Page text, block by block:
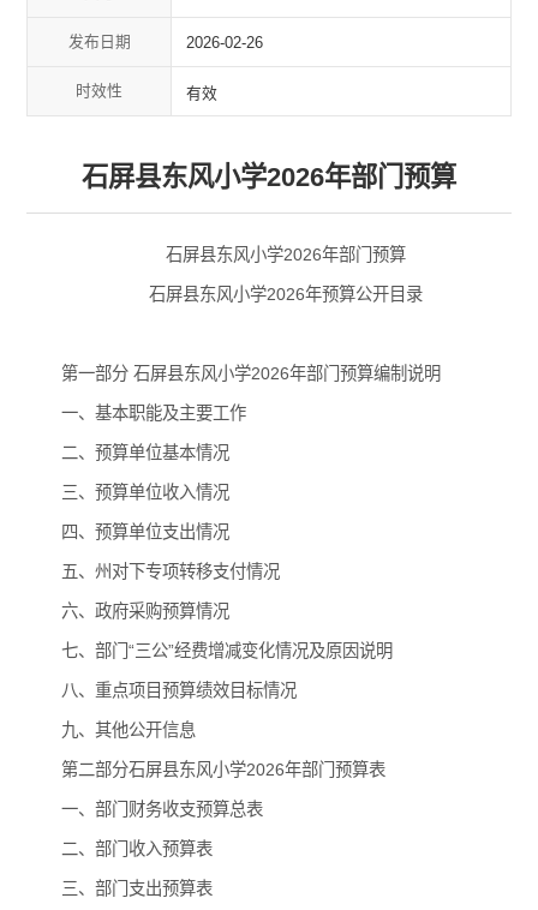
发布日期 2026-02-26
时效性 有效
石屏县东风小学2026年部门预算
石屏县东风小学2026年部门预算
石屏县东风小学2026年预算公开目录
第一部分 石屏县东风小学2026年部门预算编制说明
一、基本职能及主要工作
二、预算单位基本情况
三、预算单位收入情况
四、预算单位支出情况
五、州对下专项转移支付情况
六、政府采购预算情况
七、部门“三公”经费增减变化情况及原因说明
八、重点项目预算绩效目标情况
九、其他公开信息
第二部分石屏县东风小学2026年部门预算表
一、部门财务收支预算总表
二、部门收入预算表
三、部门支出预算表